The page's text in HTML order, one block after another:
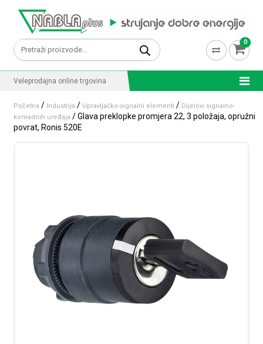
Pretraži: 0
Veleprodajna online trgovina
Početna / Industrija / Upravljačko-signalni elementi / Dijelovi signalno-
komadnih uređaja / Glava preklopke promjera 22, 3 položaja, opružni
povrat, Ronis 520E